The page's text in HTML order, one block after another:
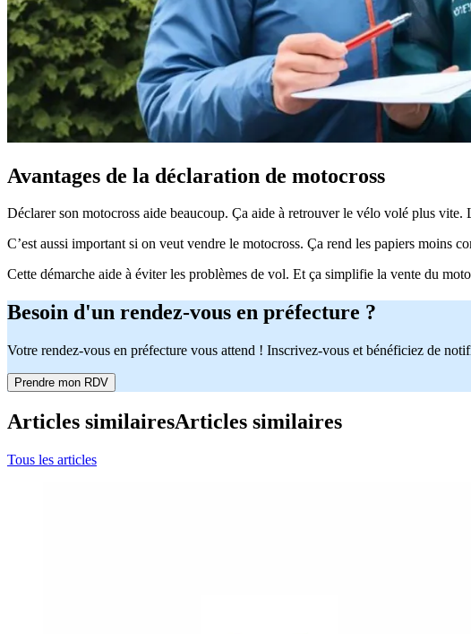
Avantages de la déclaration de motocross
Déclarer son motocross aide beaucoup. Ça aide à retrouver le vélo volé plus
C’est aussi important si on veut vendre le motocross. Ça rend les papiers moins
Cette démarche aide à éviter les problèmes de vol. Et ça simplifie la vente du
Besoin d'un rendez-vous en préfecture ?
Votre rendez-vous en préfecture vous attend ! Inscrivez-vous et bénéficiez de
Prendre mon RDV
Articles similairesArticles similaires
Tous les articles